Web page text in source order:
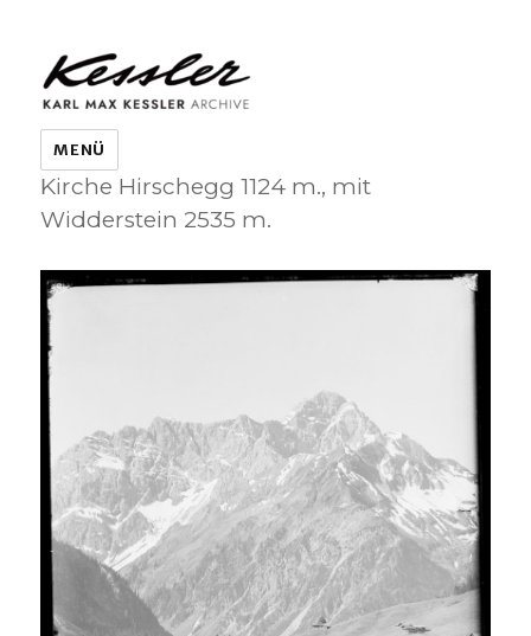
KARL MAX KESSLER ARCHIVE
MENÜ
Kirche Hirschegg 1124 m., mit
Widderstein 2535 m.